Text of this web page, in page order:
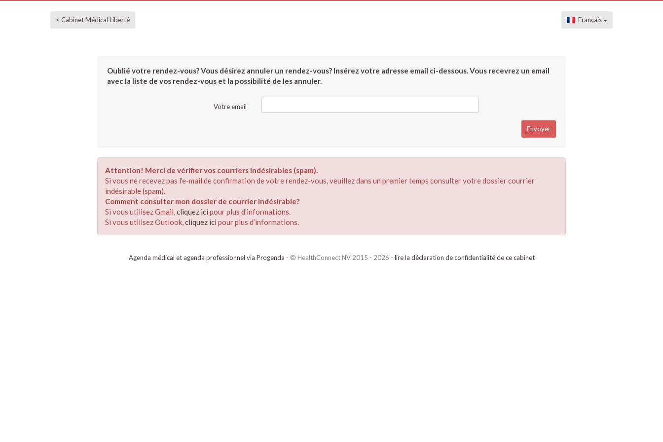
< Cabinet Médical Liberté Français
Oublié votre rendez-vous? Vous désirez annuler un rendez-vous? Insérez votre adresse email ci-dessous. Vous recevrez un email
avec la liste de vos rendez-vous et la possibilité de les annuler.
Votre email
Attention! Merci de vérifier vos courriers indésirables (spam).
Si vous ne recevez pas l'e-mail de confirmation de votre rendez-vous, veuillez dans un premier temps consulter votre dossier courrier
indésirable (spam).
Comment consulter mon dossier de courrier indésirable?
Si vous utilisez Gmail,cliquez ici pour plus d’informations.
Si vous utilisez Outlook,cliquez ici pour plus d’informations.
Agenda médical et agenda professionnel via Progenda - © HealthConnect NV 2015 - 2026 - lire la déclaration de confidentialité de ce cabinet